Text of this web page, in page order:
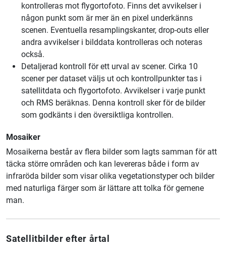
kontrolleras mot flygortofoto. Finns det avvikelser i
någon punkt som är mer än en pixel underkänns
scenen. Eventuella resamplingskanter, drop-outs eller
andra avvikelser i bilddata kontrolleras och noteras
också.
Detaljerad kontroll för ett urval av scener. Cirka 10
scener per dataset väljs ut och kontrollpunkter tas i
satellitdata och flygortofoto. Avvikelser i varje punkt
och RMS beräknas. Denna kontroll sker för de bilder
som godkänts i den översiktliga kontrollen.
Mosaiker
Mosaikerna består av flera bilder som lagts samman för att
täcka större områden och kan levereras både i form av
infraröda bilder som visar olika vegetationstyper och bilder
med naturliga färger som är lättare att tolka för gemene
man.
Satellitbilder efter årtal